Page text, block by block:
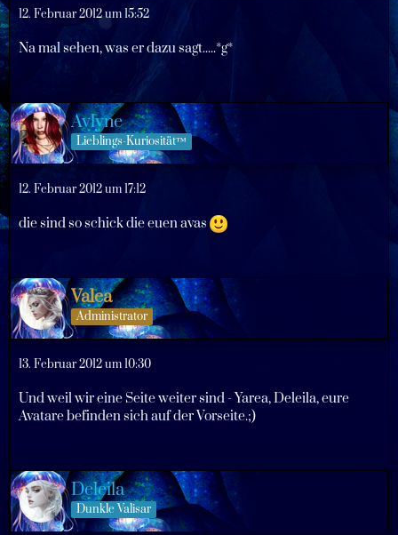
12. Februar 2012 um 15:52
Na mal sehen, was er dazu sagt.....*g*
Avlyne
Lieblings-Kuriosität™
12. Februar 2012 um 17:12
die sind so schick die euen avas
Valea
Administrator
13. Februar 2012 um 10:30
Und weil wir eine Seite weiter sind - Yarea, Deleila, eure
Avatare befinden sich auf der Vorseite.;)
Deleila
Dunkle Valisar